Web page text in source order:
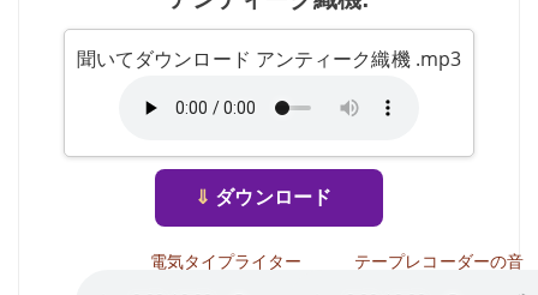
聞いてダウンロード アンティーク織機 .mp3
⇓ ダウンロード
電気タイプライター テープレコーダーの音